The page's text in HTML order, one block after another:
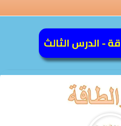
- الدرس الثالث